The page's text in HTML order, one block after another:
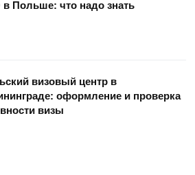
Польше: что надо знать
визовый центр в
оформление и проверка
визы